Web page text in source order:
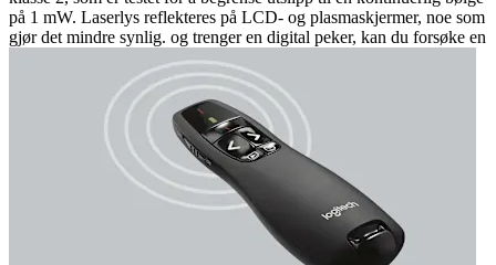
på 1 mW. Laserlys reflekteres på LCD- og plasmaskjermer, noe som
gjør det mindre synlig. og trenger en digital peker, kan du forsøke en